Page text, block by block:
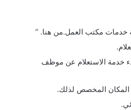
خدمات مكتب العمل.من هنا. “
خدمة الاستعلام عن موظف
المخصص لذلك.